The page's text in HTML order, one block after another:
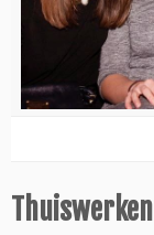
Thuiswerken